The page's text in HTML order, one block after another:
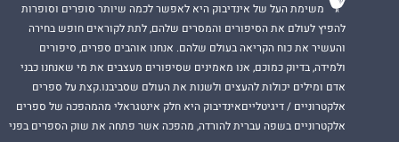
משימת העל של אינדיבוק היא לאפשר לכמה שיותר סופרים וסופרות
להפיץ לעולם את הסיפורים והמסרים שלהם, לתת לקוראים חופש בחירה
והעשיר את כוח הקריאה בעולם שלהם. אנחנו אוהבים ספרים, סיפורים
ולמידה, בדיוק כמוכם, אנו מאמינים שסיפורים מעצבים את מי שאנחנו כבני
אדם ומילים יכולות להעצים ולשנות את העולם שסביבנו.קצת על ספרים
אלקטרוניים / דיגיטלייםאינדיבוק היא חלק אינטגראלי מהמהפכה של ספרים
אלקטרוניים בשפה עברית להורדה, מהפכה אשר פתחה את שוק הספרים בפני